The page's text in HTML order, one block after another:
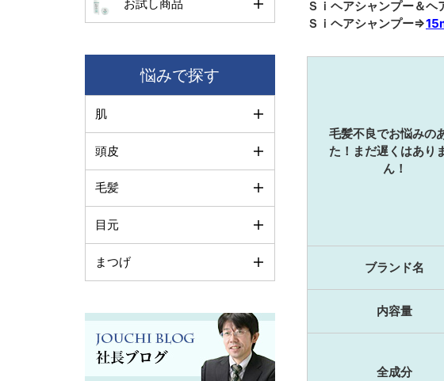
お試し商品
悩みで探す
肌
頭皮
毛髪
目元
まつげ
Ｓｉヘアシャンプー＆
Ｓｉヘアシャンプー⇒
毛髪不良でお悩みの
た！まだ遅くはあり
ん！
ブランド名
内容量
全成分